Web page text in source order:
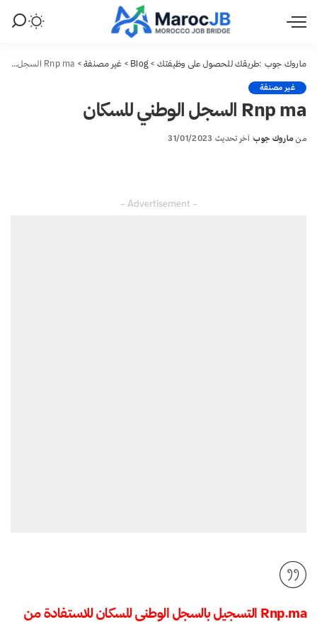
ماروك جوب :طريقك للحصول على وظيفتك >
Blog
> غير مصنفة> Rnp ma السجل الوطني للسكان
غير مصنفة
Rnp ma السجل الوطني للسكان
Posted
من ماروك جوب آخر تحديث 31/01/2023
– Advertisement –
Rnp.ma التسجيل بالسجل الوطني للسكان للاستفادة من